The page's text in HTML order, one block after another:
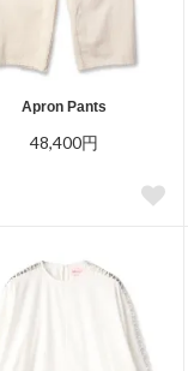
Apron Pants
48,400円